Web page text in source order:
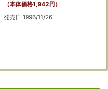
（本体価格1,942円）
発売日 1996/11/26